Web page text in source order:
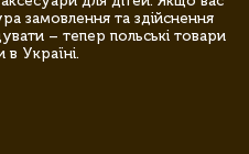
замовлення та здійснення
– тепер польські товари
Україні.